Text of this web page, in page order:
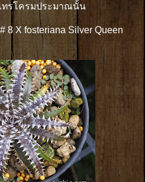
ทรโครมประมาณนั้น
8 X fosteriana Silver Queen